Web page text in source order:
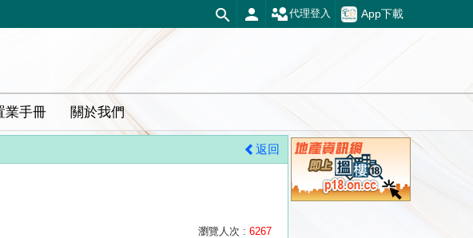
App下載
代理登入
業手冊 關於我們
返回
瀏覽人次 : 6267